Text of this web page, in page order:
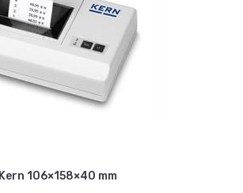
106×158×40 mm